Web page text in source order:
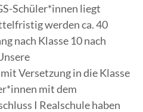
Schüler*innen liegt
werden ca. 40
nach Klasse 10 nach
Versetzung in die Klasse
mit dem
I Realschule haben